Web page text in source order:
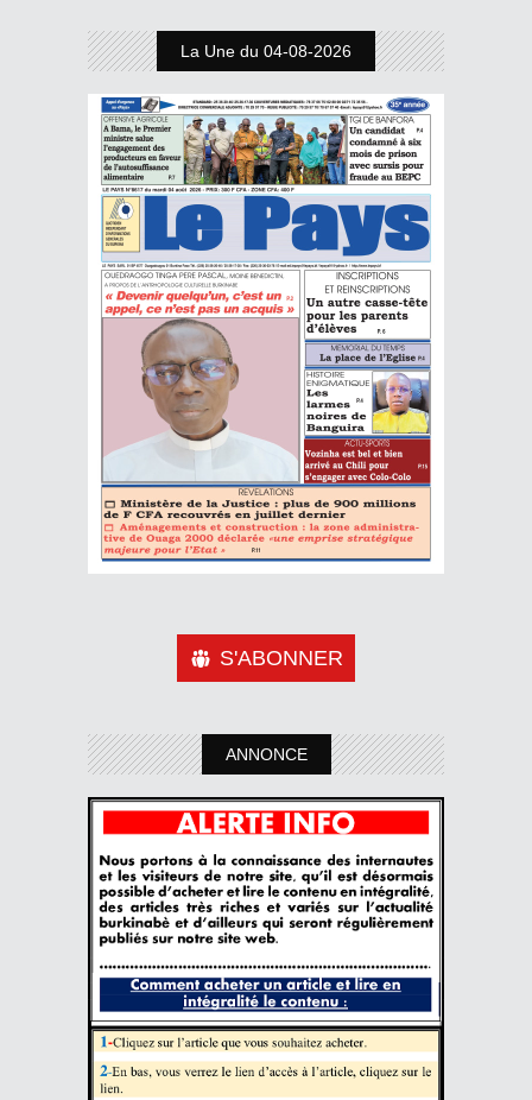
La Une du 04-08-2026
S'ABONNER
ANNONCE